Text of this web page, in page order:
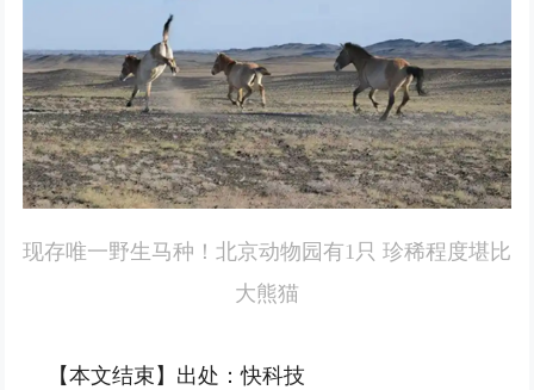
现存唯一野生马种！北京动物园有1只 珍稀程度堪比
大熊猫
【本文结束】出处：快科技